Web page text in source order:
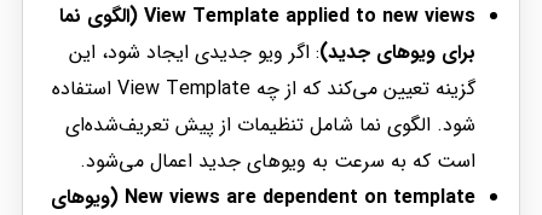
View Template applied to new views (الگوی نما
برای ویوهای جدید): اگر ویو جدیدی ایجاد شود، این
گزینه تعیین می‌کند که از چه View Template استفاده
شود. الگوی نما شامل تنظیمات از پیش تعریف‌شده‌ای
است که به سرعت به ویوهای جدید اعمال می‌شود.
New views are dependent on template (ویوهای